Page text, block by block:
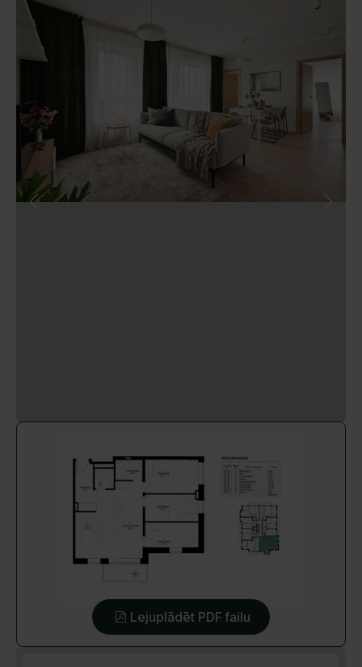
Lejuplādēt PDF failu